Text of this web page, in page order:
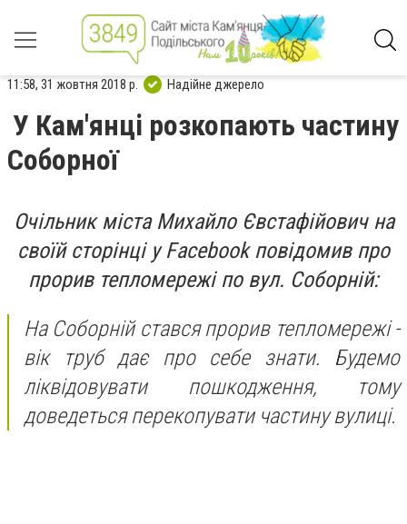
11:58, 31 жовтня 2018 р. Надійне джерело
У Кам'янці розкопають частину
Соборної
Очільник міста Михайло Євстафійович на
своїй сторінці у Facebook повідомив про
прорив тепломережі по вул. Соборній:
На Соборній стався прорив тепломережі -
вік труб дає про себе знати. Будемо
ліквідовувати пошкодження, тому
доведеться перекопувати частину вулиці.